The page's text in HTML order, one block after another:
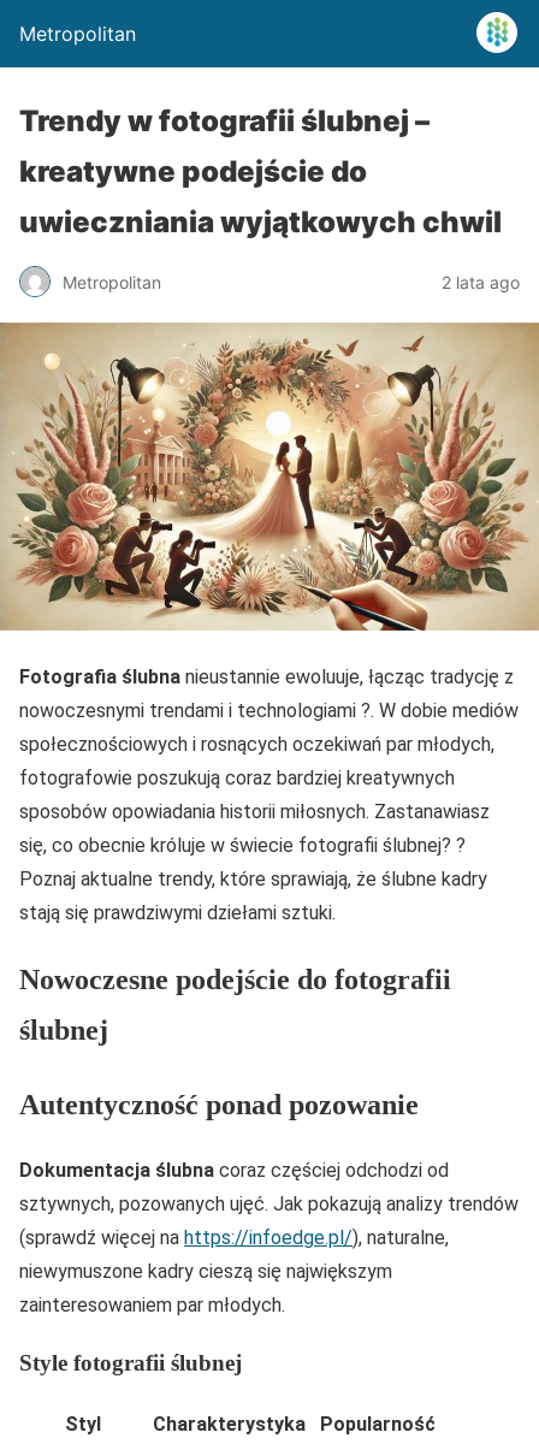
Metropolitan
Trendy w fotografii ślubnej –
kreatywne podejście do
uwieczniania wyjątkowych chwil
Metropolitan 2 lata ago
Fotografia ślubna nieustannie ewoluuje, łącząc tradycję z
nowoczesnymi trendami i technologiami ?. W dobie mediów
społecznościowych i rosnących oczekiwań par młodych,
fotografowie poszukują coraz bardziej kreatywnych
sposobów opowiadania historii miłosnych. Zastanawiasz
się, co obecnie króluje w świecie fotografii ślubnej? ?
Poznaj aktualne trendy, które sprawiają, że ślubne kadry
stają się prawdziwymi dziełami sztuki.
Nowoczesne podejście do fotografii
ślubnej
Autentyczność ponad pozowanie
Dokumentacja ślubna coraz częściej odchodzi od
sztywnych, pozowanych ujęć. Jak pokazują analizy trendów
(sprawdź więcej na https://infoedge.pl/), naturalne,
niewymuszone kadry cieszą się największym
zainteresowaniem par młodych.
Style fotografii ślubnej
Styl Charakterystyka Popularność